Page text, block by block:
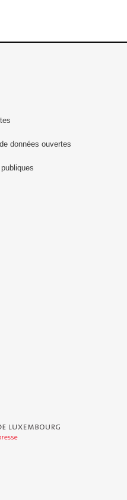
données ouvertes
de Luxembourg - Service